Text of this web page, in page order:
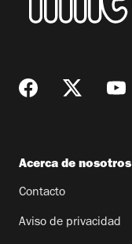
Acerca de nosotros
Contacto
Aviso de privacidad